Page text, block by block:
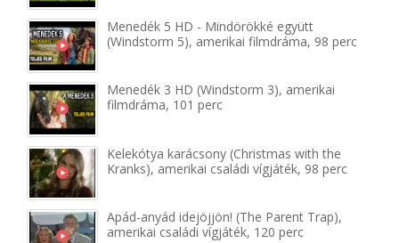
Menedék 5 HD - Mindörökké együtt
(Windstorm 5), amerikai filmdráma, 98 perc
Menedék 3 HD (Windstorm 3), amerikai
filmdráma, 101 perc
Kelekótya karácsony (Christmas with the
Kranks), amerikai családi vígjáték, 98 perc
Apád-anyád idejöjjön! (The Parent Trap),
amerikai családi vígjáték, 120 perc